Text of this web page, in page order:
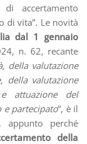
accertamento
di vita”. Le novità
dal 1 gennaio
n. 62, recante
della valutazione
della valutazione
e attuazione del
e partecipato”, è il
appunto perché
della